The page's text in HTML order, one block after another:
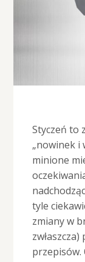
Styczeń to
„nowinek i
minione
tyle
zmiany w
przepisów.